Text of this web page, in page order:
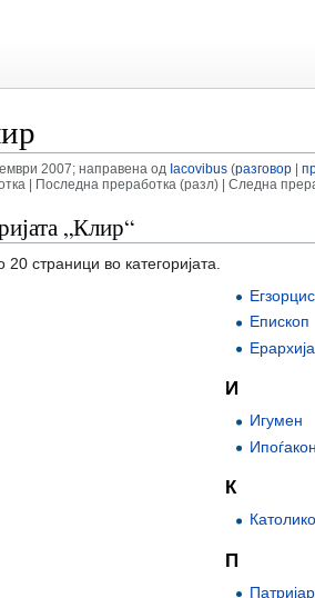
2007; направена од Iacovibus (разговор|
| Последна преработка (разл) | Следна
„Клир“
страници во категоријата.
Епископ
Ерархија
И
Игумен
Ипоѓакон
К
П